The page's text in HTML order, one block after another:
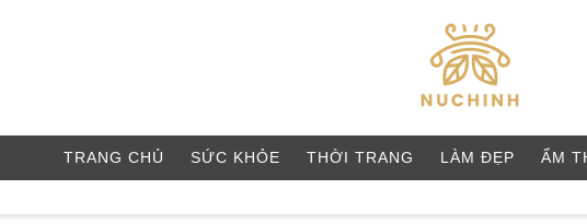
TRANG CHỦ SỨC KHỎE THỜI TRANG LÀM ĐẸP ẨM